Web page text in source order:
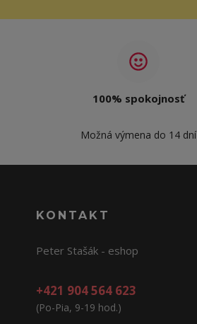
100% spokojnosť
Možná výmena do 14 dní
KONTAKT
Peter Stašák - eshop
+421 904 564 623
(Po-Pia, 9-19 hod.)